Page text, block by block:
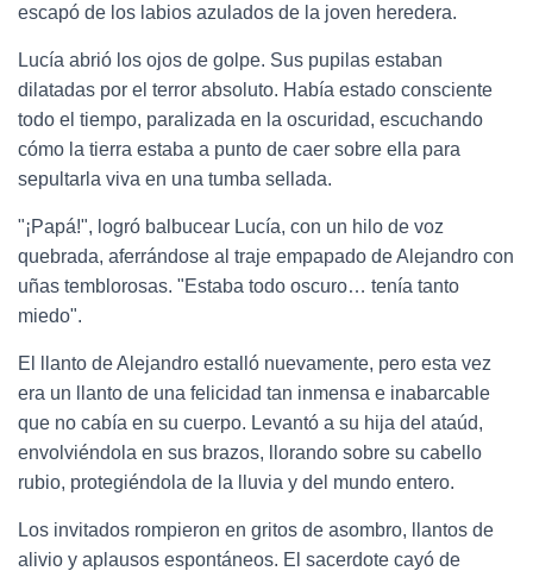
escapó de los labios azulados de la joven heredera.
Lucía abrió los ojos de golpe. Sus pupilas estaban
dilatadas por el terror absoluto. Había estado consciente
todo el tiempo, paralizada en la oscuridad, escuchando
cómo la tierra estaba a punto de caer sobre ella para
sepultarla viva en una tumba sellada.
"¡Papá!", logró balbucear Lucía, con un hilo de voz
quebrada, aferrándose al traje empapado de Alejandro con
uñas temblorosas. "Estaba todo oscuro… tenía tanto
miedo".
El llanto de Alejandro estalló nuevamente, pero esta vez
era un llanto de una felicidad tan inmensa e inabarcable
que no cabía en su cuerpo. Levantó a su hija del ataúd,
envolviéndola en sus brazos, llorando sobre su cabello
rubio, protegiéndola de la lluvia y del mundo entero.
Los invitados rompieron en gritos de asombro, llantos de
alivio y aplausos espontáneos. El sacerdote cayó de